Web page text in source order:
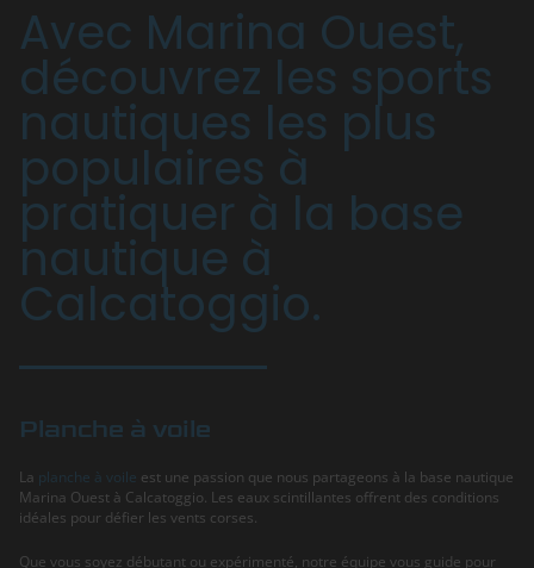
Avec Marina Ouest,
découvrez les sports
nautiques les plus
populaires à
pratiquer à la base
nautique à
Calcatoggio.
Planche à voile
La planche à voile est une passion que nous partageons à la base nautique
Marina Ouest à Calcatoggio. Les eaux scintillantes offrent des conditions
idéales pour défier les vents corses.
Que vous soyez débutant ou expérimenté, notre équipe vous guide pour